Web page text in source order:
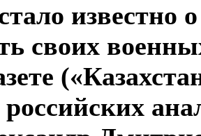
известно
своих